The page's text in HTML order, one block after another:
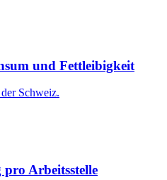
und Fettleibigkeit
Schweiz.
pro Arbeitsstelle